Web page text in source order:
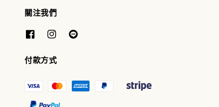
關注我們
付款方式